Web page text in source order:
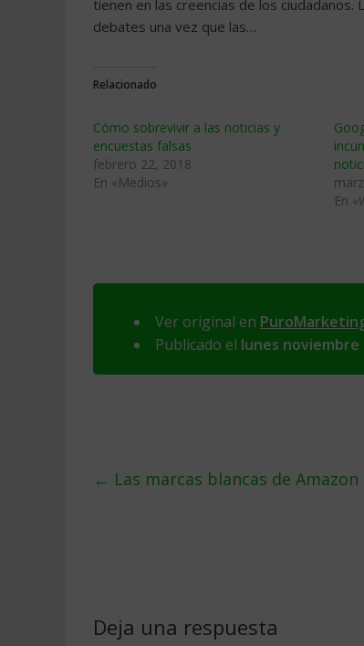
tienen en las creencias de los
debates una vez que las…
Relacionado
Cómo sobrevivir a las noticias y
encuestas falsas
febrero 22, 2018
En «Medios»
En
Ver original en
Publicado el lunes noviembre
← Las marcas blancas de
Deja una respuesta